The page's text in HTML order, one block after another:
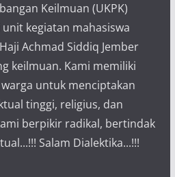
Keilmuan (UKPK)
kegiatan mahasiswa
Achmad Siddiq Jember
keilmuan. Kami memiliki
untuk menciptakan
tinggi, religius, dan
berpikir radikal, bertindak
Salam Dialektika...!!!